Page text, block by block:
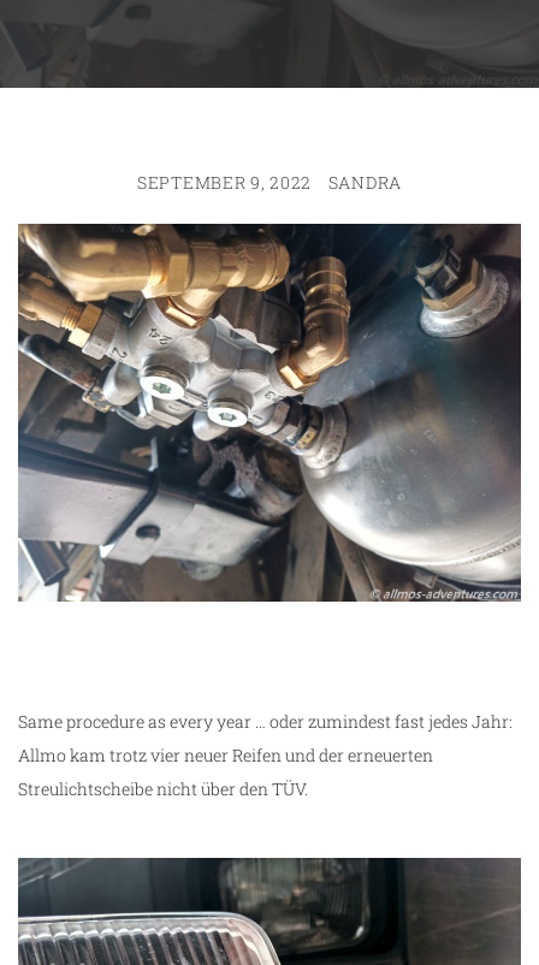
SEPTEMBER 9, 2022 SANDRA
Same procedure as every year … oder zumindest fast jedes Jahr:
Allmo kam trotz vier neuer Reifen und der erneuerten
Streulichtscheibe nicht über den TÜV.